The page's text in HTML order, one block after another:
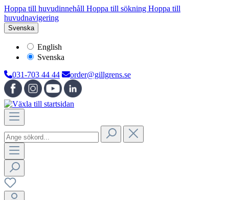
Hoppa till huvudinnehåll Hoppa till sökning Hoppa till
huvudnavigering
Svenska
English
Svenska
031-703 44 44
order@gillgrens.se